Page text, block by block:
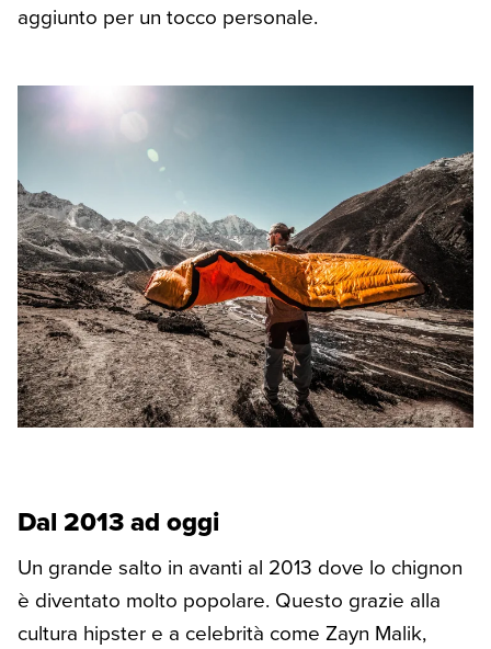
aggiunto per un tocco personale.
Dal 2013 ad oggi
Un grande salto in avanti al 2013 dove lo chignon
è diventato molto popolare. Questo grazie alla
cultura hipster e a celebrità come Zayn Malik,